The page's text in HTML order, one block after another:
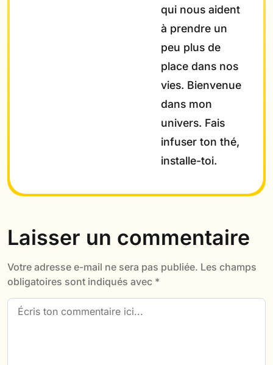
qui nous aident
à prendre un
peu plus de
place dans nos
vies. Bienvenue
dans mon
univers. Fais
infuser ton thé,
installe-toi.
Laisser un commentaire
Votre adresse e-mail ne sera pas publiée. Les champs
obligatoires sont indiqués avec *